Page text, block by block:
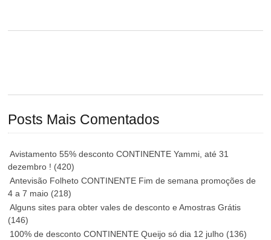
Posts Mais Comentados
Avistamento 55% desconto CONTINENTE Yammi, até 31
dezembro ! (420)
Antevisão Folheto CONTINENTE Fim de semana promoções de
4 a 7 maio (218)
Alguns sites para obter vales de desconto e Amostras Grátis
(146)
100% de desconto CONTINENTE Queijo só dia 12 julho (136)